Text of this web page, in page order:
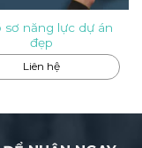
sơ năng lực dự án
đẹp
Liên hệ